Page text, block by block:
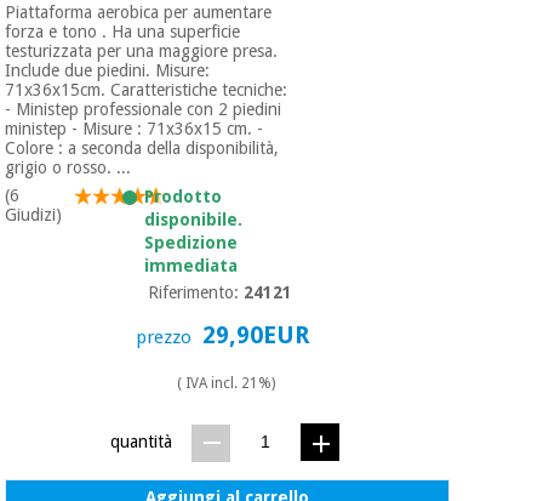
Piattaforma aerobica per aumentare
forza e tono . Ha una superficie
testurizzata per una maggiore presa.
Include due piedini. Misure:
71x36x15cm. Caratteristiche tecniche:
- Ministep professionale con 2 piedini
ministep - Misure : 71x36x15 cm. -
Colore : a seconda della disponibilità,
grigio o rosso. ...
(6
Giudizi)
Prodotto
disponibile.
Spedizione
immediata
Riferimento: 24121
prezzo 29,90EUR
( IVA incl. 21%)
quantità